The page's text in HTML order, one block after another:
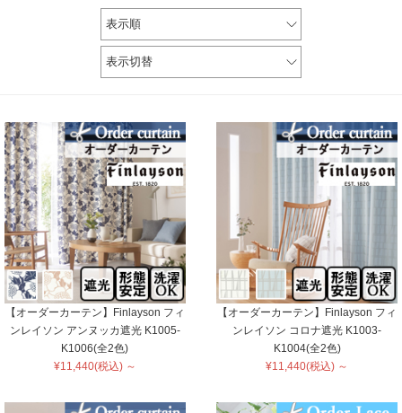
表示順
表示切替
【オーダーカーテン】Finlayson フィ
ンレイソン アンヌッカ遮光 K1005-
K1006(全2色)
¥11,440(税込) ～
【オーダーカーテン】Finlayson フィ
ンレイソン コロナ遮光 K1003-
K1004(全2色)
¥11,440(税込) ～